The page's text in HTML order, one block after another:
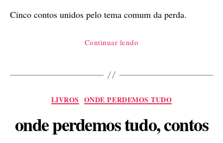
Cinco contos unidos pelo tema comum da perda.
Continuar lendo
em
reunidas””
Categorias
LIVROS ONDE PERDEMOS TUDO
onde perdemos tudo, contos